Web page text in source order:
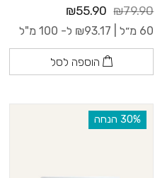
₪79.90
₪55.90
60 מ״ל | ₪93.17 ל- 100 מ"ל
הוספה לסל
‫30% הנחה